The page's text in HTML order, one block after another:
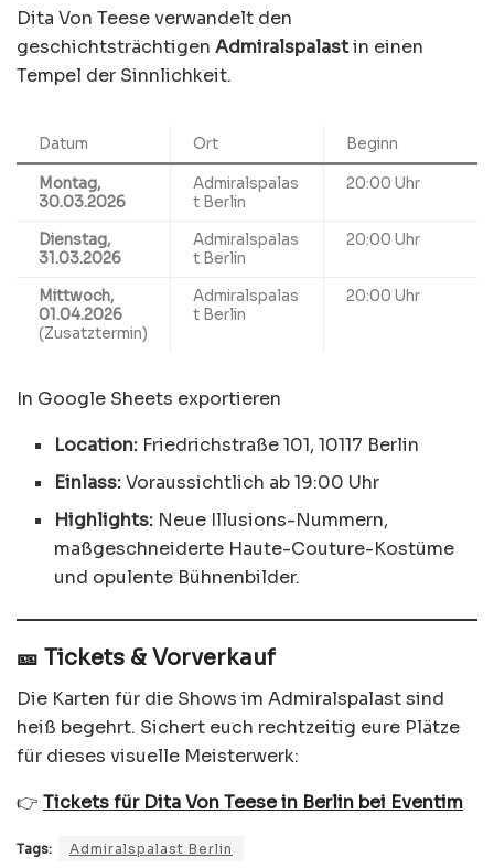
Dita Von Teese verwandelt den
geschichtsträchtigen Admiralspalastin einen
Tempel der Sinnlichkeit.
Datum Ort Beginn
Montag,
30.03.2026
Admiralspalas
t Berlin
20:00 Uhr
Dienstag,
31.03.2026
Admiralspalas
t Berlin
20:00 Uhr
Mittwoch,
01.04.2026
(Zusatztermin)
Admiralspalas
t Berlin
20:00 Uhr
In Google Sheets exportieren
Location: Friedrichstraße 101, 10117 Berlin
Einlass:Voraussichtlich ab 19:00 Uhr
Highlights: Neue Illusions-Nummern,
maßgeschneiderte Haute-Couture-Kostüme
und opulente Bühnenbilder.
🎫 Tickets & Vorverkauf
Die Karten für die Shows im Admiralspalast sind
heiß begehrt. Sichert euch rechtzeitig eure Plätze
für dieses visuelle Meisterwerk:
👉 Tickets für Dita Von Teese in Berlin bei Eventim
Tags: Admiralspalast Berlin